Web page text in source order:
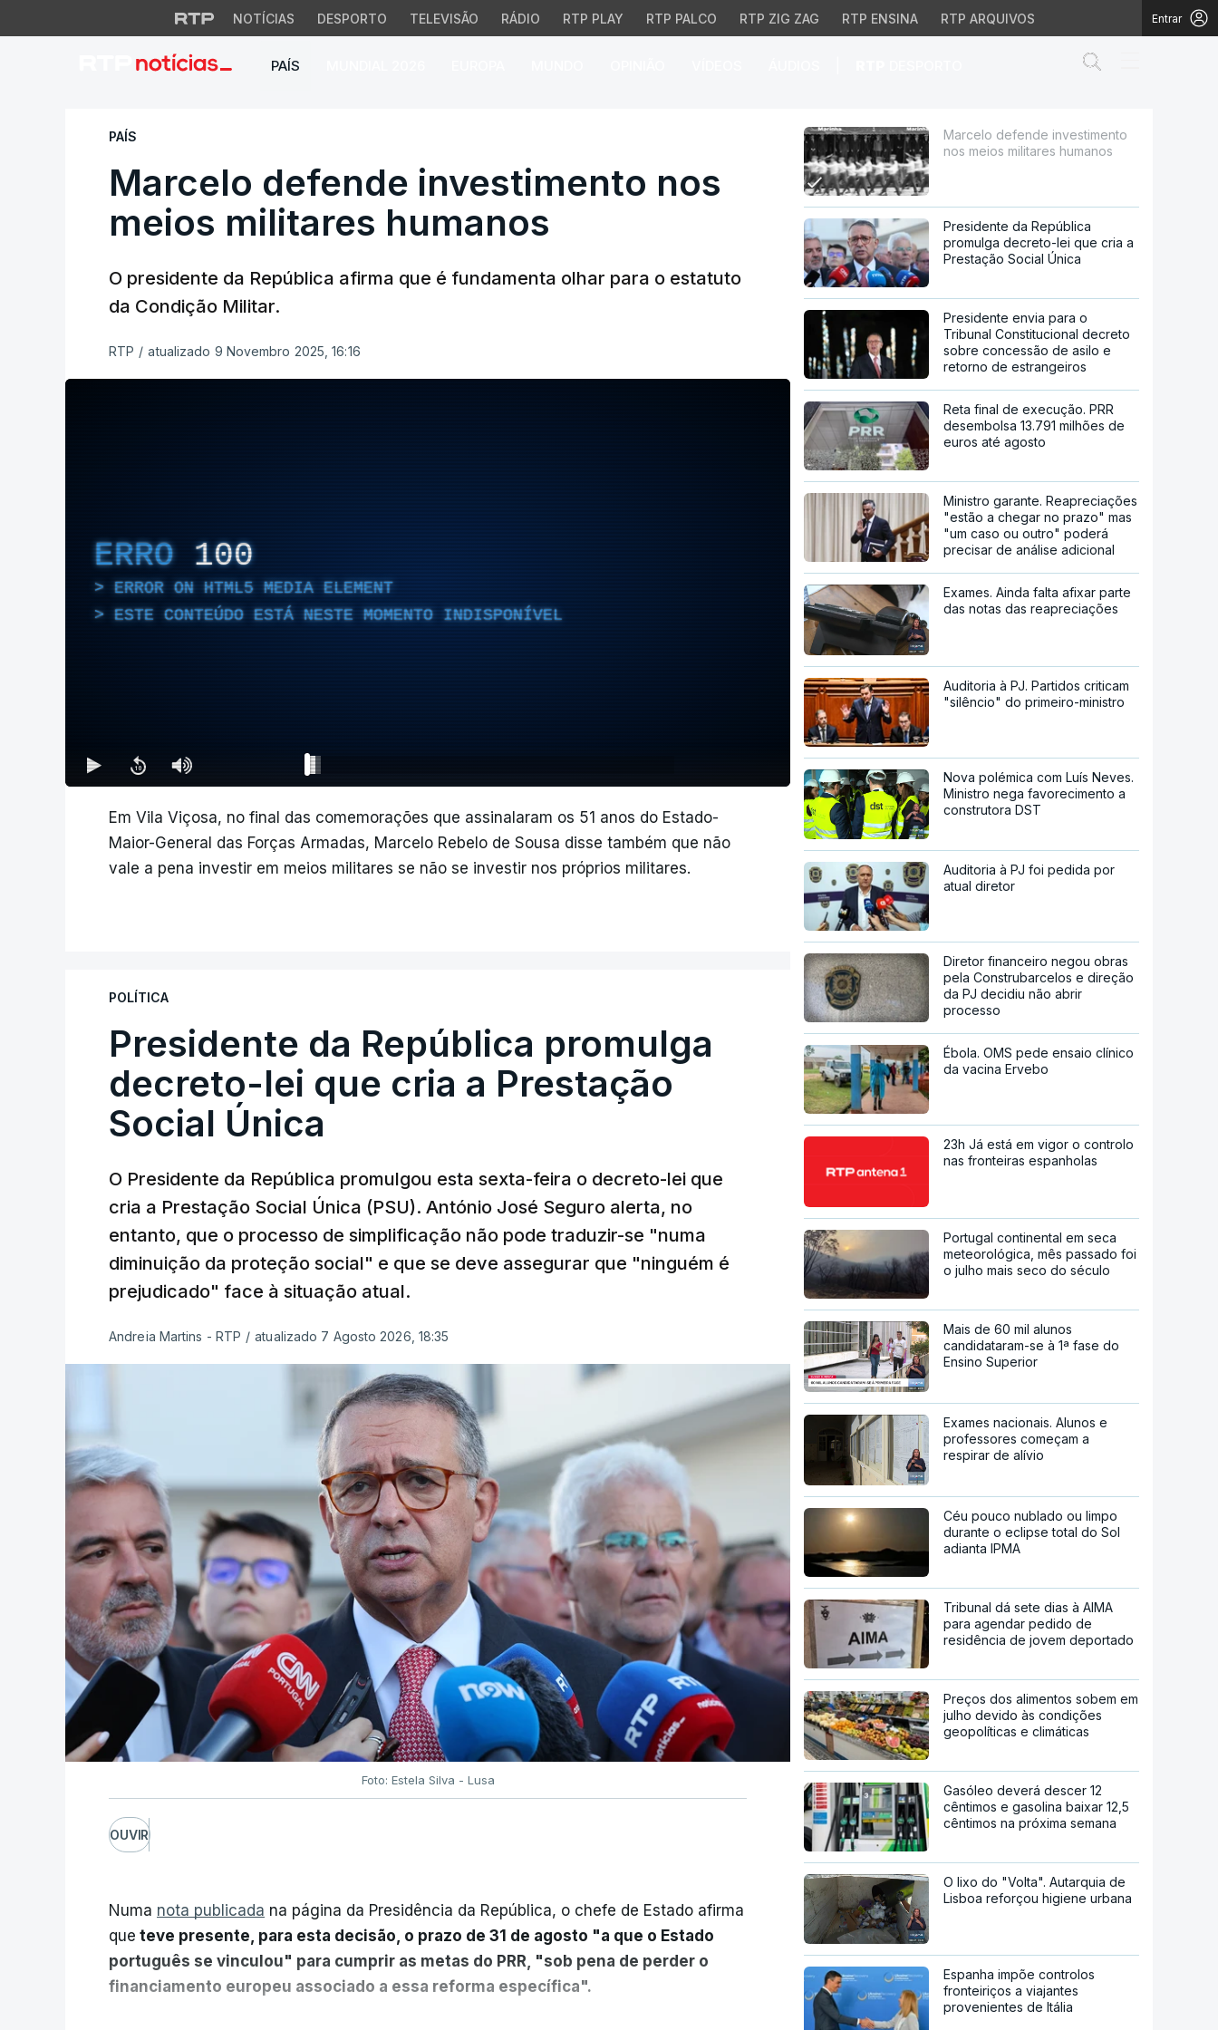
NOTÍCIAS DESPORTO TELEVISÃO RÁDIO RTP PLAY RTP PALCO RTP ZIG ZAG RTP ENSINA RTP ARQUIVOS Entrar
PAÍS
Marcelo defende investimento nos meios militares humanos
PAÍS
Marcelo defende investimento nos
meios militares humanos
O presidente da República afirma que é fundamenta olhar para o estatuto
da Condição Militar.
RTP / atualizado 9 Novembro 2025, 16:16
ERRO 100
ERROR ON HTML5 MEDIA ELEMENT
ESTE CONTEÚDO ESTÁ NESTE MOMENTO INDISPONÍVEL
Em Vila Viçosa, no final das comemorações que assinalaram os 51 anos do Estado-
Maior-General das Forças Armadas, Marcelo Rebelo de Sousa disse também que não
vale a pena investir em meios militares se não se investir nos próprios militares.
POLÍTICA
Presidente da República promulga
decreto-lei que cria a Prestação
Social Única
O Presidente da República promulgou esta sexta-feira o decreto-lei que
cria a Prestação Social Única (PSU). António José Seguro alerta, no
entanto, que o processo de simplificação não pode traduzir-se "numa
diminuição da proteção social" e que se deve assegurar que "ninguém é
prejudicado" face à situação atual.
Andreia Martins - RTP / atualizado 7 Agosto 2026, 18:35
Foto: Estela Silva - Lusa
OUVIR
Numa nota publicada na página da Presidência da República, o chefe de Estado afirma
que teve presente, para esta decisão, o prazo de 31 de agosto "a que o Estado
português se vinculou" para cumprir as metas do PRR, "sob pena de perder o
financiamento europeu associado a essa reforma específica".
Marcelo defende investimento
nos meios militares humanos
Presidente da República
promulga decreto-lei que cria a
Prestação Social Única
Presidente envia para o
Tribunal Constitucional decreto
sobre concessão de asilo e
retorno de estrangeiros
Reta final de execução. PRR
desembolsa 13.791 milhões de
euros até agosto
Ministro garante. Reapreciações
"estão a chegar no prazo" mas
"um caso ou outro" poderá
precisar de análise adicional
Exames. Ainda falta afixar parte
das notas das reapreciações
Auditoria à PJ. Partidos criticam
"silêncio" do primeiro-ministro
Nova polémica com Luís Neves.
Ministro nega favorecimento a
construtora DST
Auditoria à PJ foi pedida por
atual diretor
Diretor financeiro negou obras
pela Construbarcelos e direção
da PJ decidiu não abrir
processo
Ébola. OMS pede ensaio clínico
da vacina Ervebo
23h Já está em vigor o controlo
nas fronteiras espanholas
Portugal continental em seca
meteorológica, mês passado foi
o julho mais seco do século
Mais de 60 mil alunos
candidataram-se à 1ª fase do
Ensino Superior
Exames nacionais. Alunos e
professores começam a
respirar de alívio
Céu pouco nublado ou limpo
durante o eclipse total do Sol
adianta IPMA
Tribunal dá sete dias à AIMA
para agendar pedido de
residência de jovem deportado
Preços dos alimentos sobem em
julho devido às condições
geopolíticas e climáticas
Gasóleo deverá descer 12
cêntimos e gasolina baixar 12,5
cêntimos na próxima semana
O lixo do "Volta". Autarquia de
Lisboa reforçou higiene urbana
Espanha impõe controlos
fronteiriços a viajantes
provenientes de Itália